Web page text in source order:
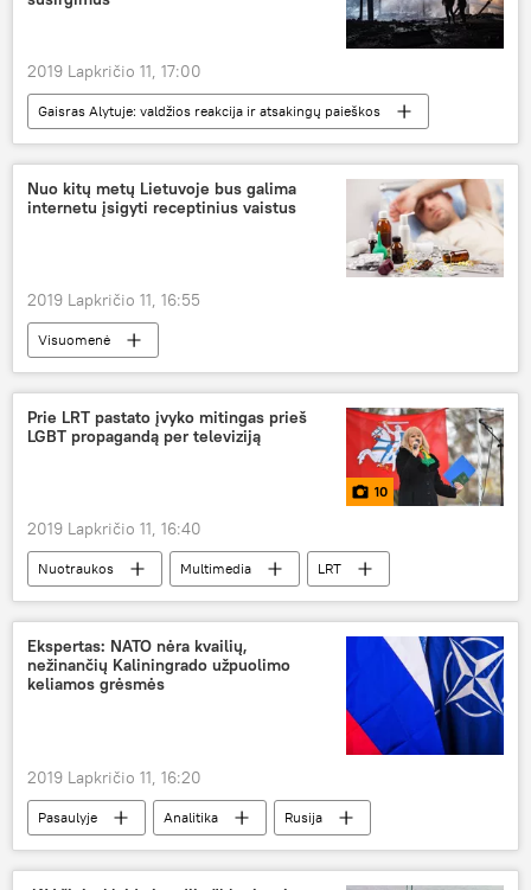
2019 Lapkričio 11, 17:00
Gaisras Alytuje: valdžios reakcija ir atsakingų paieškos
Visuomenė
Alytus
gaisras
vanduo
užteršimas
Nuo kitų metų Lietuvoje bus galima
internetu įsigyti receptinius vaistus
2019 Lapkričio 11, 16:55
Visuomenė
Sveikatos apsaugos ministerija (SAM)
vaistai
internetas
Prie LRT pastato įvyko mitingas prieš
LGBT propagandą per televiziją
10
2019 Lapkričio 11, 16:40
Nuotraukos Multimedia
LRT
LGBT
mitingas
Ekspertas: NATO nėra kvailių,
nežinančių Kaliningrado užpuolimo
keliamos grėsmės
2019 Lapkričio 11, 16:20
Pasaulyje Analitika
Rusija
Kaliningradas
NATO